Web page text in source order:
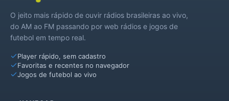
O jeito mais rápido de ouvir rádios brasileiras ao vivo,
do AM ao FM passando por web rádios e jogos de
futebol em tempo real.
Player rápido, sem cadastro
Favoritas e recentes no navegador
Jogos de futebol ao vivo